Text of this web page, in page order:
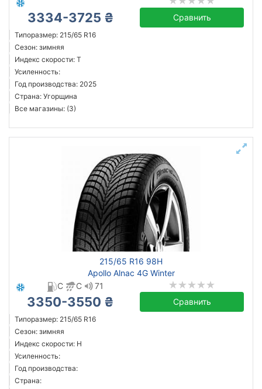
3334-3725 ₴ Сравнить
Типоразмер: 215/65 R16
Сезон: зимняя
Индекс скорости: T
Усиленность:
Год производства: 2025
Страна: Угорщина
Все магазины: (3)
215/65 R16 98H
Apollo Alnac 4G Winter
C
C 71
3350-3550 ₴ Сравнить
Типоразмер: 215/65 R16
Сезон: зимняя
Индекс скорости: H
Усиленность:
Год производства:
Страна: